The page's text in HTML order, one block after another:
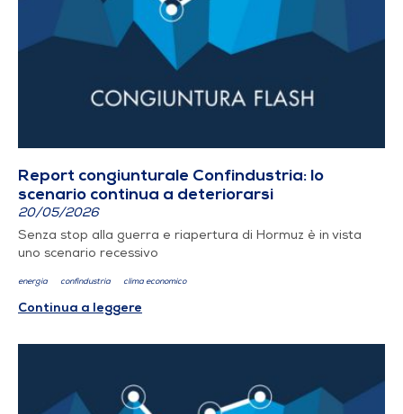
Report congiunturale Confindustria: lo
scenario continua a deteriorarsi
20/05/2026
Senza stop alla guerra e riapertura di Hormuz è in vista
uno scenario recessivo
energia confindustria clima economico
Continua a leggere